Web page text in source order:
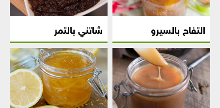
التفاح بالسيرو شاتني بالتمر